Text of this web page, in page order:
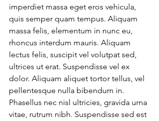
imperdiet massa eget eros vehicula,
quis semper quam tempus. Aliquam
massa felis, elementum in nunc eu,
rhoncus interdum mauris. Aliquam
lectus felis, suscipit vel volutpat sed,
ultrices ut erat. Suspendisse vel ex
dolor. Aliquam aliquet tortor tellus, vel
pellentesque nulla bibendum in.
Phasellus nec nisl ultricies, gravida urna
vitae, rutrum nibh. Suspendisse sed est